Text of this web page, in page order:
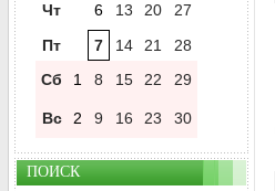
Чт 6 13 20
27
Пт
7 14 21
28
Сб
1 8 15 22 29
Вс 2 9 16 23 30
ПОИСК